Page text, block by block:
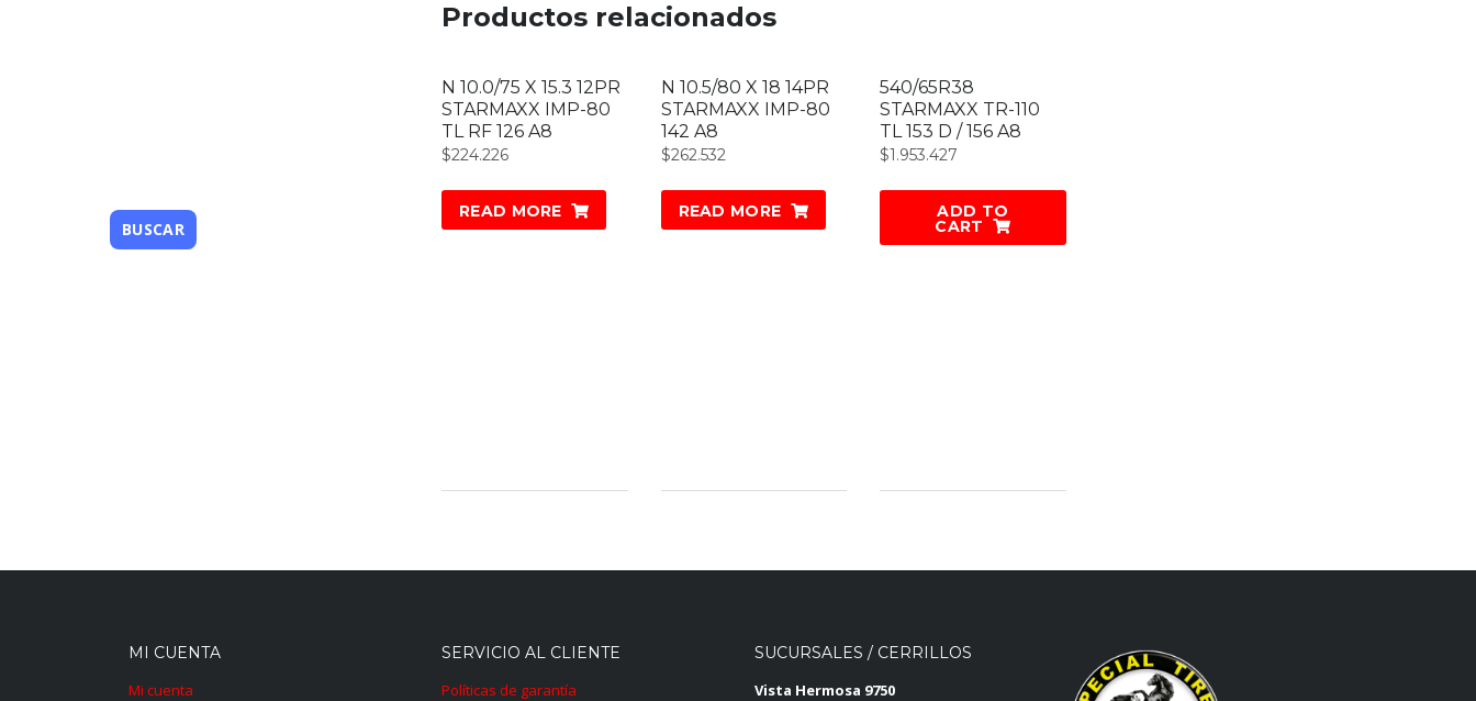
Productos relacionados
N 10.0/75 X 15.3 12PR
STARMAXX IMP-80
TL RF 126 A8
$224.226
READ MORE
N 10.5/80 X 18 14PR
STARMAXX IMP-80
142 A8
$262.532
READ MORE
540/65R38
STARMAXX TR-110
TL 153 D / 156 A8
$1.953.427
ADD TO
CART
MI CUENTA
Mi cuenta
SERVICIO AL CLIENTE
Políticas de garantía
SUCURSALES / CERRILLOS
Vista Hermosa 9750